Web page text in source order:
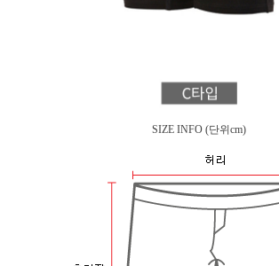
SIZE INFO (단위cm)